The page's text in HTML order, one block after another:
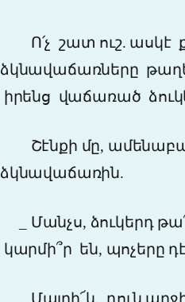
Ո՛չ շատ ուշ. ասկէ
ձկնավաճառները
իրենց վաճառած
Շէնքի մը,
ձկնավաճառին.
Մանչս, ձուկերդ
կարմի՞ր են, պոչերը
Մայրի՜կ, դուն